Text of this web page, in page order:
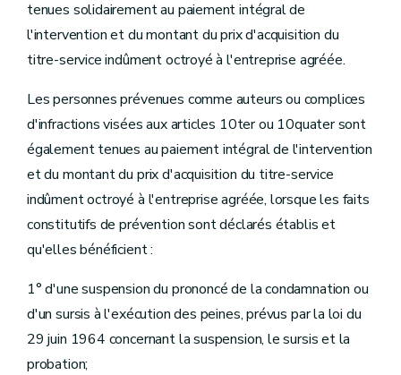
tenues solidairement au paiement intégral de
l'intervention et du montant du prix d'acquisition du
titre-service indûment octroyé à l'entreprise agréée.
Les personnes prévenues comme auteurs ou complices
d'infractions visées aux articles 10ter ou 10quater sont
également tenues au paiement intégral de l'intervention
et du montant du prix d'acquisition du titre-service
indûment octroyé à l'entreprise agréée, lorsque les faits
constitutifs de prévention sont déclarés établis et
qu'elles bénéficient :
1° d'une suspension du prononcé de la condamnation ou
d'un sursis à l'exécution des peines, prévus par la loi du
29 juin 1964 concernant la suspension, le sursis et la
probation;